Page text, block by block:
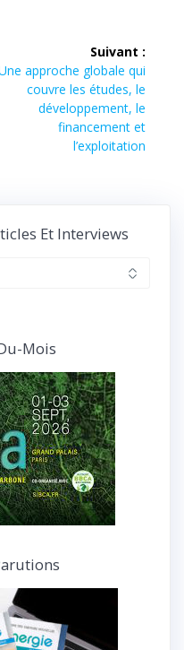
Suivant :
suivant :
approche globale qui
couvre les études, le
développement, le
financement et
l’exploitation
Et Interviews
Mois